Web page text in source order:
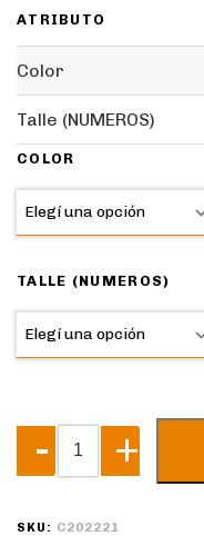
ATRIBUTO
Color
Talle (NUMEROS)
COLOR
TALLE (NUMEROS)
SKU: C202221